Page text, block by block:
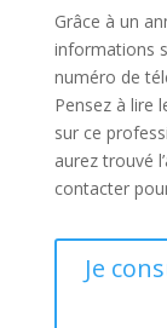
Grâce à un
informations
numéro de
Pensez à lire
sur ce
aurez trouvé
contacter
Je